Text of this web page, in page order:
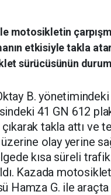
motosikletin
etkisiyle takla
sürücüsünün
B.
41 GN 612
takla attı ve
olay yerine
kısa süreli
Kazada
Hamza G. ile